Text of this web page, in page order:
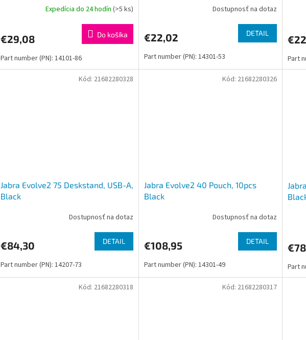
Expedícia do 24 hodín (>5 ks)
€29,08 Do košíka
Part number (PN): 14101-86
Dostupnosť na dotaz
€22,02 DETAIL
Part number (PN): 14301-53 Part
Jabra Evolve2 75 Deskstand, USB-A,
Black
Dostupnosť na dotaz
€84,30 DETAIL
Part number (PN): 14207-73
Kód: 21682280328
Jabra Evolve2 40 Pouch, 10pcs
Black
Dostupnosť na dotaz
€108,95 DETAIL
Part number (PN): 14301-49
Kód: 21682280326
Part
Kód: 21682280318 Kód: 21682280317